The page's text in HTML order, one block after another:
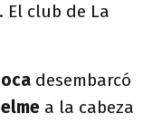
El club de La
desembarcó
a la cabeza